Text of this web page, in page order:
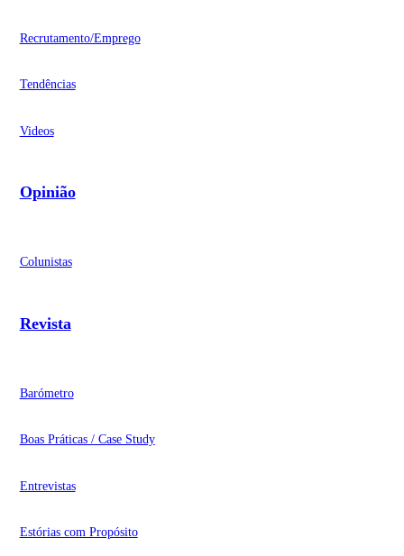
Recrutamento/Emprego
Tendências
Videos
Opinião
Colunistas
Revista
Barómetro
Boas Práticas / Case Study
Entrevistas
Estórias com Propósito